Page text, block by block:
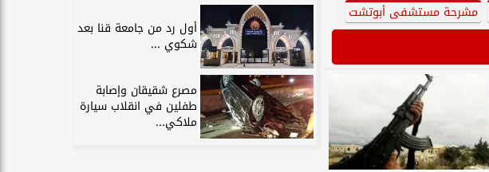
مشرحة مستشفى أبوتشت
أول رد من جامعة قنا بعد
شكوي ...
مصرع شقيقان وإصابة
طفلين في انقلاب سيارة
ملاكي...